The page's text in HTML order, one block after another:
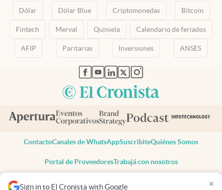
Sign in to El Cronista with Google ×
Dólar Dólar Blue Criptomonedas Bitcoin
Fintech Merval Quiniela Calendario de feriados
AFIP Paritarias Inversiones ANSES
abre en nueva pestaña
abre en nueva pestaña
abre en nueva pestaña
abre en nueva pestaña
abre en nueva pestaña
ContactoCanales de WhatsAppSuscribiteQuiénes Somos
Portal de ProveedoresTrabajá con nosotros